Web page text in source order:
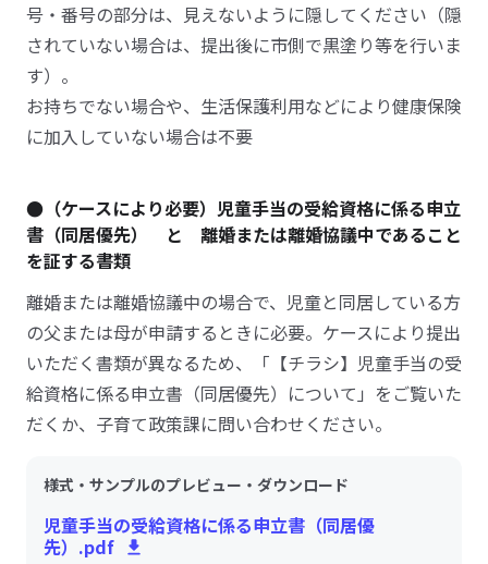
号・番号の部分は、見えないように隠してください（隠
されていない場合は、提出後に市側で黒塗り等を行いま
す）。
お持ちでない場合や、生活保護利用などにより健康保険
に加入していない場合は不要
●（ケースにより必要）児童手当の受給資格に係る申立
書（同居優先） と 離婚または離婚協議中であること
を証する書類
離婚または離婚協議中の場合で、児童と同居している方
の父または母が申請するときに必要。ケースにより提出
いただく書類が異なるため、「【チラシ】児童手当の受
給資格に係る申立書（同居優先）について」をご覧いた
だくか、子育て政策課に問い合わせください。
様式・サンプルのプレビュー・ダウンロード
児童手当の受給資格に係る申立書（同居優
先）.pdf